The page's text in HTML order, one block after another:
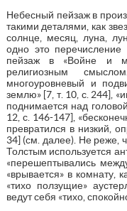
Небесный пейзаж в
такими деталями, как
солнце, месяц, луна,
одно это перечисление
пейзаж в «Войне и
религиозным
многоуровневый и
землю» [7, т. 10, с. 244],
поднимается над
12, с. 146-147],
превратился в низкий,
34] (см. далее). Не реже,
Толстым используется
«перешептывались
«врывается» в комнату,
«тихо ползущие»
ведут себя «тихо,